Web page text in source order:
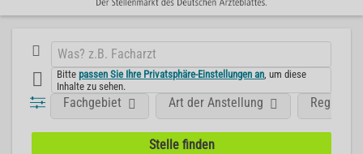
Bittepassen Sie Ihre Privatsphäre-Einstellungen an , um diese
Inhalte zu sehen.
Fachgebiet Art der Anstellung Region